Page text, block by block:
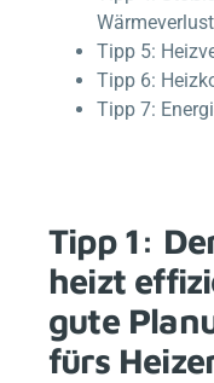
Wärmeverlust
Tipp 5:
Tipp 6:
Tipp 7:
Tipp 1:
heizt
gute
fürs